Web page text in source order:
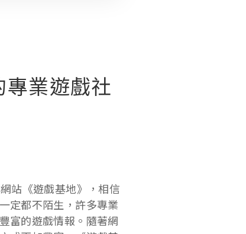
業遊戲社
站《遊戲基地》，相信
定都不陌生，許多專業
富的遊戲情報。隨著網